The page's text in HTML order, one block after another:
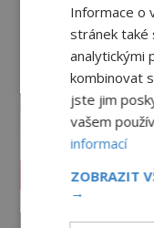
Vesmír a
Informace o
stránek také
analytickými
kombinovat
jste jim
vašem
informací
ZOBRAZIT
→